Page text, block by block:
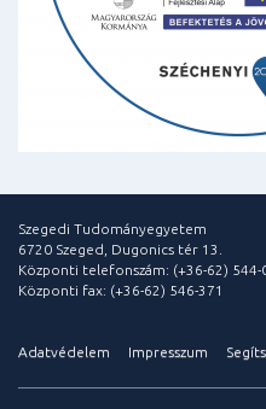
Szegedi Tudományegyetem
6720 Szeged, Dugonics tér 13.
Központi telefonszám: (+36-62) 544-
Központi fax: (+36-62) 546-371
Adatvédelem Impresszum